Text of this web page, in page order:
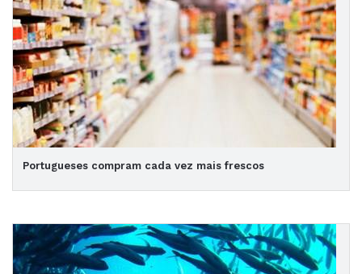
Portugueses compram cada vez mais frescos